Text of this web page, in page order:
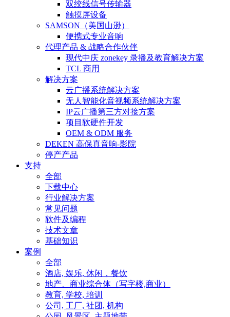
双绞线信号传输器
触摸屏设备
SAMSON（美国山逊）
便携式专业音响
代理产品 & 战略合作伙伴
现代中庆 zonekey 录播及教育解决方案
TCL 商用
解决方案
云广播系统解决方案
无人智能化音视频系统解决方案
IP云广播第三方对接方案
项目软硬件开发
OEM & ODM 服务
DEKEN 高保真音响-影院
停产产品
支持
全部
下载中心
行业解决方案
常见问题
软件及编程
技术文章
基础知识
案例
全部
酒店, 娱乐, 休闲，餐饮
地产、商业综合体（写字楼,商业）
教育, 学校, 培训
公司, 工厂, 社团, 机构